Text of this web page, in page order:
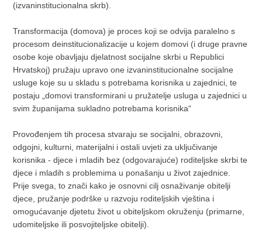
(izvaninstitucionalna skrb).
Transformacija (domova) je proces koji se odvija paralelno s
procesom deinstitucionalizacije u kojem domovi (i druge pravne
osobe koje obavljaju djelatnost socijalne skrbi u Republici
Hrvatskoj) pružaju upravo one izvaninstitucionalne socijalne
usluge koje su u skladu s potrebama korisnika u zajednici, te
postaju „domovi transformirani u pružatelje usluga u zajednici u
svim županijama sukladno potrebama korisnika“
Provođenjem tih procesa stvaraju se socijalni, obrazovni,
odgojni, kulturni, materijalni i ostali uvjeti za uključivanje
korisnika - djece i mladih bez (odgovarajuće) roditeljske skrbi te
djece i mladih s problemima u ponašanju u život zajednice.
Prije svega, to znači kako je osnovni cilj osnaživanje obitelji
djece, pružanje podrške u razvoju roditeljskih vještina i
omogućavanje djetetu život u obiteljskom okruženju (primarne,
udomiteljske ili posvojiteljske obitelji).